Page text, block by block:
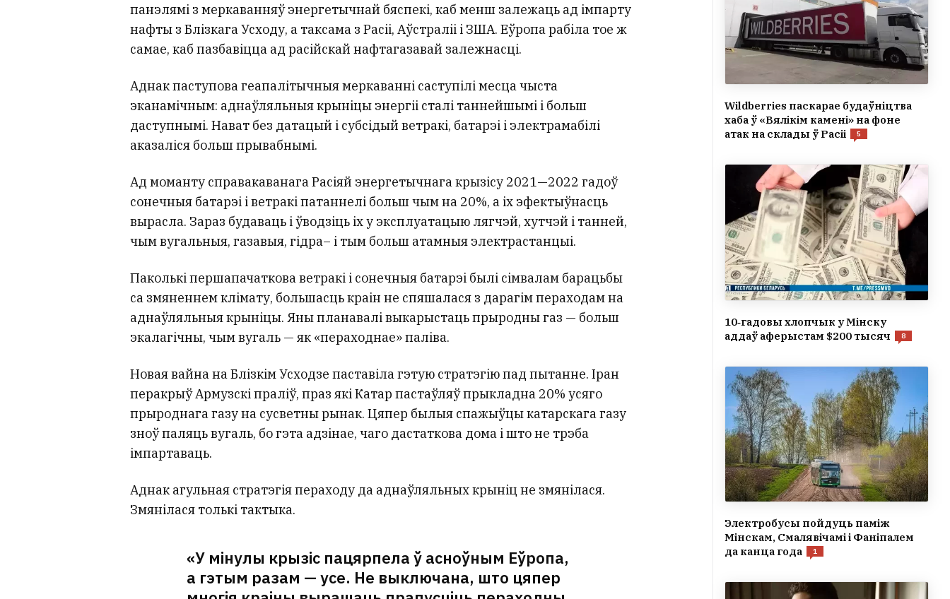
панэлямі з меркаванняў энергетычнай бяспекі, каб менш залежаць ад імпарту
нафты з Блізкага Усходу, а таксама з Расіі, Аўстраліі і ЗША. Еўропа рабіла тое ж
самае, каб пазбавіцца ад расійскай нафтагазавай залежнасці.
Аднак паступова геапалітычныя меркаванні саступілі месца чыста
эканамічным: аднаўляльныя крыніцы энергіі сталі таннейшымі і больш
даступнымі. Нават без датацый і субсідый ветракі, батарэі і электрамабілі
аказаліся больш прывабнымі.
Ад моманту справакаванага Расіяй энергетычнага крызісу 2021—2022 гадоў
сонечныя батарэі і ветракі патаннелі больш чым на 20%, а іх эфектыўнасць
вырасла. Зараз будаваць і ўводзіць іх у эксплуатацыю лягчэй, хутчэй і танней,
чым вугальныя, газавыя, гідра– і тым больш атамныя электрастанцыі.
Паколькі першапачаткова ветракі і сонечныя батарэі былі сімвалам барацьбы
са змяненнем клімату, большасць краін не спяшалася з дарагім пераходам на
аднаўляльныя крыніцы. Яны планавалі выкарыстаць прыродны газ — больш
экалагічны, чым вугаль — як «пераходнае» паліва.
Новая вайна на Блізкім Усходзе паставіла гэтую стратэгію пад пытанне. Іран
перакрыў Армузскі праліў, праз які Катар пастаўляў прыкладна 20% усяго
прыроднага газу на сусветны рынак. Цяпер былыя спажыўцы катарскага газу
зноў паляць вугаль, бо гэта адзінае, чаго дастаткова дома і што не трэба
імпартаваць.
Аднак агульная стратэгія пераходу да аднаўляльных крыніц не змянілася.
Змянілася толькі тактыка.
«У мінулы крызіс пацярпела ў асноўным Еўропа,
а гэтым разам — усе. Не выключана, што цяпер
Wildberries паскарае будаўніцтва
хаба ў «Вялікім камені» на фоне
атак на склады ў Расіі
5
10‑гадовы хлопчык у Мінску
аддаў аферыстам $200 тысяч
8
Электробусы пойдуць паміж
Мінскам, Смалявічамі і Фаніпалем
да канца года
1